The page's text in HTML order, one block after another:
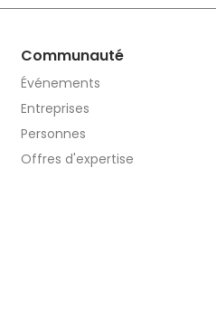
Communauté
Événements
Entreprises
Personnes
Offres d'expertise